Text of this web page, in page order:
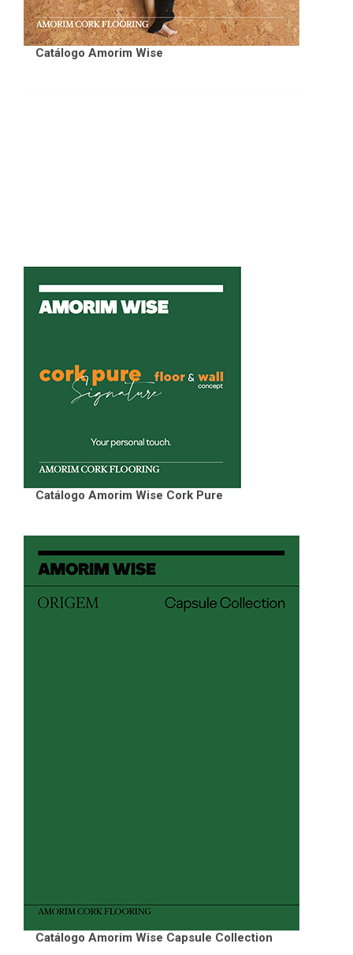
Catálogo Amorim Wise
Catálogo Amorim Wise Cork Pure
Catálogo Amorim Wise Capsule Collection